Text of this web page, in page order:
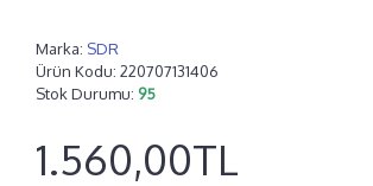
Marka: SDR
Ürün Kodu: 220707131406
Stok Durumu: 95
1.560,00TL